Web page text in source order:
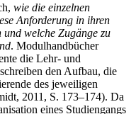
wie die einzelnen
Anforderung in ihren
welche Zugänge zu
. Modulhandbücher
die Lehr- und
den Aufbau, die
des jeweiligen
2011, S. 173–174). Da
eines Studiengangs